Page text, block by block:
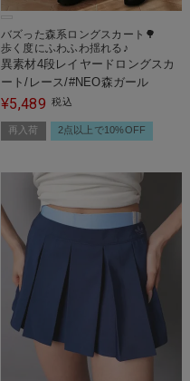
バズった森系ロングスカート🌳
歩く度にふわふわ揺れる♪
異素材4段レイヤードロングスカ
ート/レース/#NEO森ガール
¥5,489 税込
再入荷 2点以上で10%OFF